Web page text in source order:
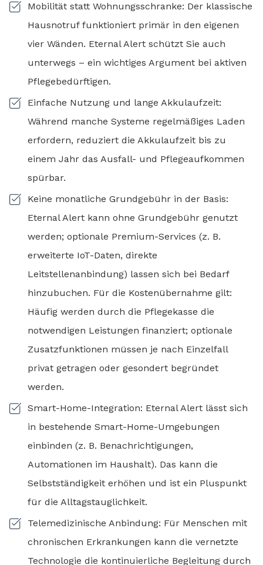
Mobilität statt Wohnungsschranke: Der klassische
Hausnotruf funktioniert primär in den eigenen
vier Wänden. Eternal Alert schützt Sie auch
unterwegs – ein wichtiges Argument bei aktiven
Pflegebedürftigen.
Einfache Nutzung und lange Akkulaufzeit:
Während manche Systeme regelmäßiges Laden
erfordern, reduziert die Akkulaufzeit bis zu
einem Jahr das Ausfall- und Pflegeaufkommen
spürbar.
Keine monatliche Grundgebühr in der Basis:
Eternal Alert kann ohne Grundgebühr genutzt
werden; optionale Premium-Services (z. B.
erweiterte IoT-Daten, direkte
Leitstellenanbindung) lassen sich bei Bedarf
hinzubuchen. Für die Kostenübernahme gilt:
Häufig werden durch die Pflegekasse die
notwendigen Leistungen finanziert; optionale
Zusatzfunktionen müssen je nach Einzelfall
privat getragen oder gesondert begründet
werden.
Smart-Home-Integration: Eternal Alert lässt sich
in bestehende Smart-Home-Umgebungen
einbinden (z. B. Benachrichtigungen,
Automationen im Haushalt). Das kann die
Selbstständigkeit erhöhen und ist ein Pluspunkt
für die Alltagstauglichkeit.
Telemedizinische Anbindung: Für Menschen mit
chronischen Erkrankungen kann die vernetzte
Technologie die kontinuierliche Begleitung durch